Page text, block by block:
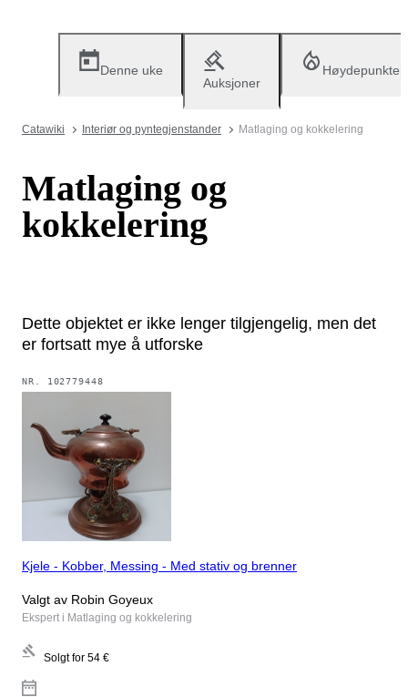
Denne uke
Auksjoner
Høydepunkter
Catawiki Interiør og pyntegjenstander Matlaging og kokkelering
Matlaging og
kokkelering
Dette objektet er ikke lenger tilgjengelig, men det
er fortsatt mye å utforske
NR. 102779448
Kjele - Kobber, Messing - Med stativ og brenner
Valgt av Robin Goyeux
Ekspert i Matlaging og kokkelering
Solgt for 54 €